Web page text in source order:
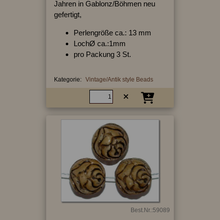
Jahren in Gablonz/Böhmen neu
gefertigt,
Perlengröße ca.: 13 mm
LochØ ca.:1mm
pro Packung 3 St.
Kategorie: Vintage/Antik style Beads
Best.Nr.:59089